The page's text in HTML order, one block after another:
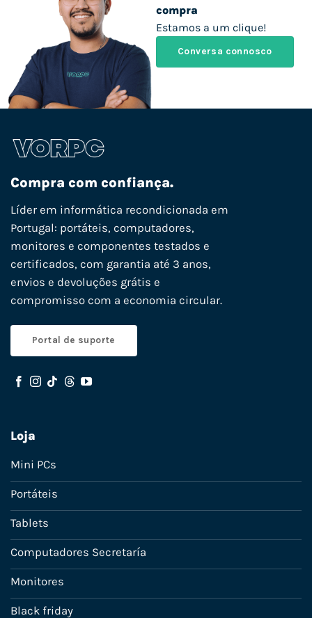
compra
Estamos a um clique!
Conversa connosco
Compra com confiança.
Líder em informática recondicionada em
Portugal: portáteis, computadores,
monitores e componentes testados e
certificados, com garantia até 3 anos,
envios e devoluções grátis e
compromisso com a economia circular.
Portal de suporte
Loja
Mini PCs
Portáteis
Tablets
Computadores Secretaría
Monitores
Black friday